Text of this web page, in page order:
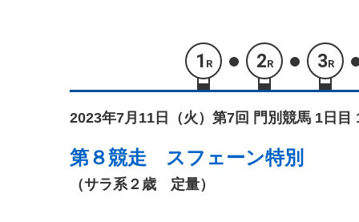
1 R 2R 3R
2023年7月11日（火） 第7回 門別競馬 1日
第８競走 スフェーン特別
（サラ系２歳 定量）